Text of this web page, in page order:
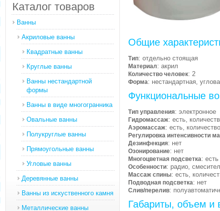
Каталог товаров
Ванны
Акриловые ванны
Квадратные ванны
Круглые ванны
Ванны нестандартной
формы
Ванны в виде многогранника
Овальные ванны
Полукруглые ванны
Прямоугольные ванны
Угловые ванны
Деревянные ванны
Ванны из искуственного камня
Металлические ванны
Общие
Тип: отдельно стоящая
Материал: акрил
Количество человек: 2
Форма: нестандартная,
Функциональные
Тип управления: электронное
Гидромассаж: есть,
Аэромассаж: есть,
Регулировка интенсивности
Дезинфекция: нет
Озонирование: нет
Многоцветная подсветка: есть
Особенности: радио,
Массаж спины: есть,
Подводная подсветка: нет
Слив/перелив:
Габариты, объем и